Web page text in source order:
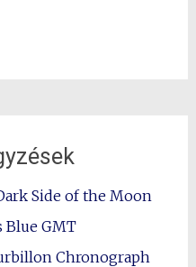
Side of the Moon
Blue GMT
Chronograph